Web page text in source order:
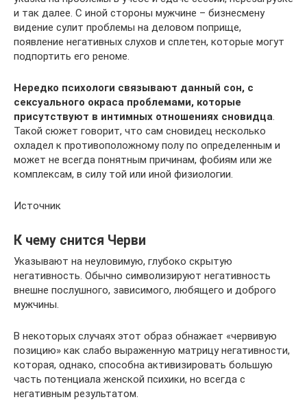
и так далее. С иной стороны мужчине – бизнесмену
видение сулит проблемы на деловом поприще,
появление негативных слухов и сплетен, которые могут
подпортить его реноме.
Нередко психологи связывают данный сон, с
сексуального окраса проблемами, которые
присутствуют в интимных отношениях сновидца.
Такой сюжет говорит, что сам сновидец несколько
охладел к противоположному полу по определенным и
может не всегда понятным причинам, фобиям или же
комплексам, в силу той или иной физиологии.
Источник
К чему снится Черви
Указывают на неуловимую, глубоко скрытую
негативность. Обычно символизируют негативность
внешне послушного, зависимого, любящего и доброго
мужчины.
В некоторых случаях этот образ обнажает «червивую
позицию» как слабо выраженную матрицу негативности,
которая, однако, способна активизировать большую
часть потенциала женской психики, но всегда с
негативным результатом.